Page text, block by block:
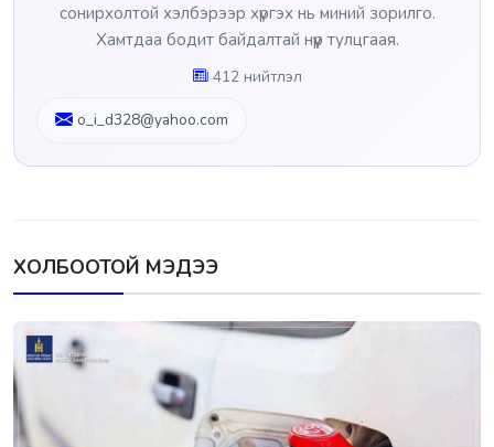
сонирхолтой хэлбэрээр хүргэх нь миний зорилго.
Хамтдаа бодит байдалтай нүүр тулцгаая.
412 нийтлэл
o_i_d328@yahoo.com
ХОЛБООТОЙ МЭДЭЭ